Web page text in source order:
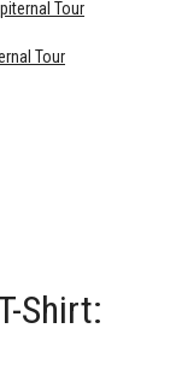
Tour
Shirt: